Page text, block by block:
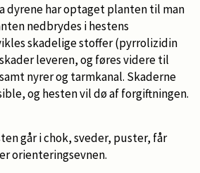
dyrene har optaget planten til man
nedbrydes i hestens
skadelige stoffer (pyrrolizidin
leveren, og føres videre til
nyrer og tarmkanal. Skaderne
og hesten vil dø af forgiftningen.
går i chok, sveder, puster, får
orienteringsevnen.